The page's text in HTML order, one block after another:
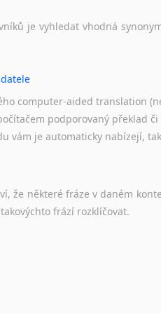
je vyhledat vhodná
computer-aided translation
podporovaný překlad
vám je automaticky nabízejí,
ví, že některé fráze v daném
takovýchto frází rozklíčovat.